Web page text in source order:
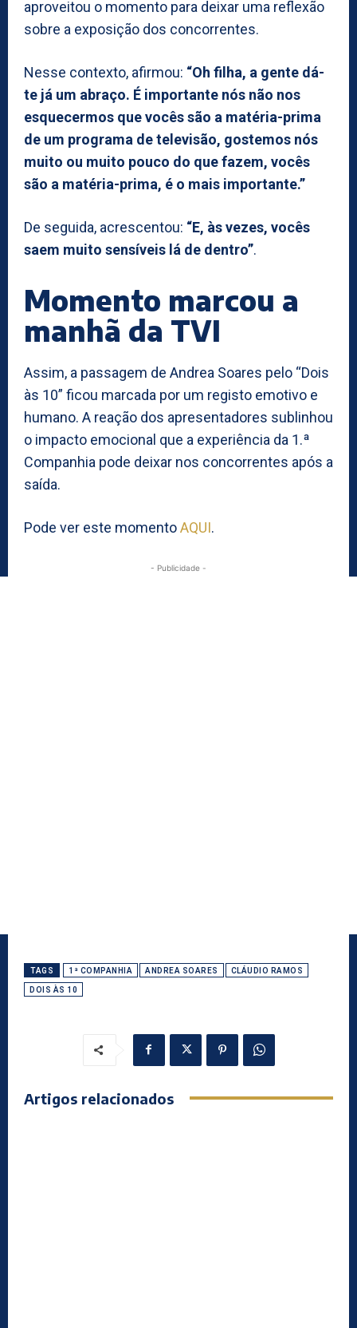
aproveitou o momento para deixar uma reflexão
sobre a exposição dos concorrentes.
Nesse contexto, afirmou: “Oh filha, a gente dá-
te já um abraço. É importante nós não nos
esquecermos que vocês são a matéria-prima
de um programa de televisão, gostemos nós
muito ou muito pouco do que fazem, vocês
são a matéria-prima, é o mais importante.”
De seguida, acrescentou: “E, às vezes, vocês
saem muito sensíveis lá de dentro”.
Momento marcou a
manhã da TVI
Assim, a passagem de Andrea Soares pelo “Dois
às 10” ficou marcada por um registo emotivo e
humano. A reação dos apresentadores sublinhou
o impacto emocional que a experiência da 1.ª
Companhia pode deixar nos concorrentes após a
saída.
Pode ver este momentoAQUI.
- Publicidade -
TAGS 1ª COMPANHIA ANDREA SOARES CLÁUDIO RAMOS
DOIS ÀS 10
Artigos relacionados